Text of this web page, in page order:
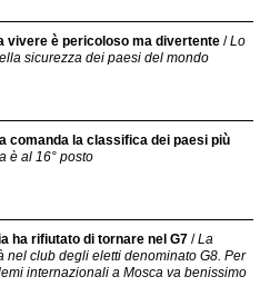
vivere è pericoloso ma divertente /Lo
sicurezza dei paesi del mondo
comanda la classifica dei paesi più
è al 16° posto
ha rifiutato di tornare nel G7 /La
nel club degli eletti denominato G8. Per
internazionali a Mosca va benissimo